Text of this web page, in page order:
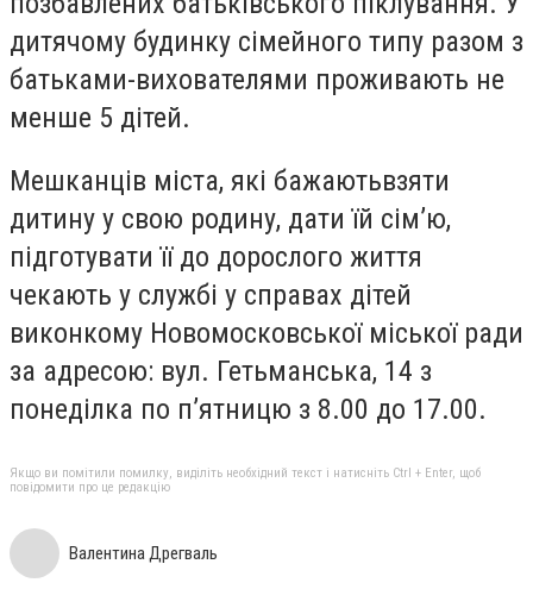
дитячому будинку сімейного типу разом з
батьками-вихователями проживають не
менше 5 дітей.
Мешканців міста, які бажаютьвзяти
дитину у свою родину, дати їй сім’ю,
підготувати її до дорослого життя
чекають у службі у справах дітей
виконкому Новомосковської міської ради
за адресою: вул. Гетьманська, 14 з
понеділка по п’ятницю з 8.00 до 17.00.
Якщо ви помітили помилку, виділіть необхідний текст і натисніть Ctrl + Enter, щоб
повідомити про це редакцію
Валентина Дрегваль